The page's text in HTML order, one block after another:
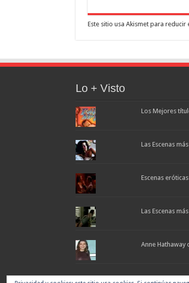
Este sitio usa Akismet para reducir
Lo + Visto
Los Mejores
Las Escenas
Escenas
Las Escenas
Anne Hathaway